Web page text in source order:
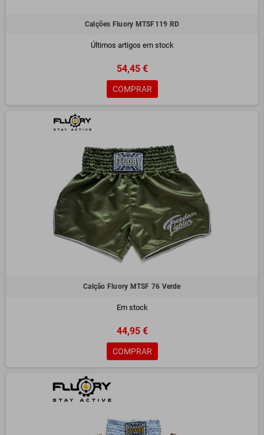
Calções Fluory MTSF119 RD
Últimos artigos em stock
54,45 €
COMPRAR
Calção Fluory MTSF 76 Verde
Em stock
44,95 €
COMPRAR